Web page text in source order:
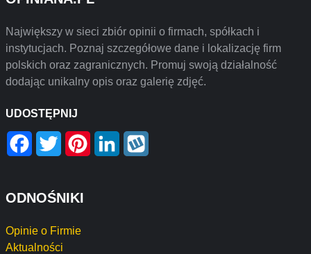
Największy w sieci zbiór opinii o firmach, spółkach i
instytucjach. Poznaj szczegółowe dane i lokalizację firm
polskich oraz zagranicznych. Promuj swoją działalność
dodając unikalny opis oraz galerię zdjęć.
UDOSTĘPNIJ
Facebook
Twitter PinterestLinkedIn
ODNOŚNIKI
Opinie o Firmie
Aktualności